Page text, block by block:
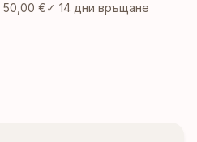
50,00 €✓ 14 дни връщане